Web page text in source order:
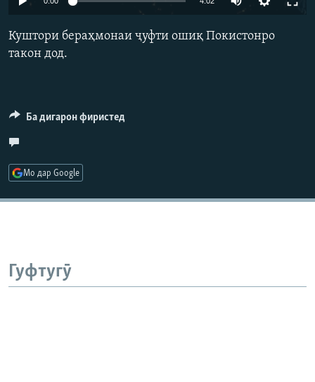
ПАЙГИРӢ КУНЕД
720p
Куштори бераҳмонаи ҷуфти ошиқ Покистонро
такон дод.
Ба дигарон фиристед
Мо дар Google
Гуфтугӯ